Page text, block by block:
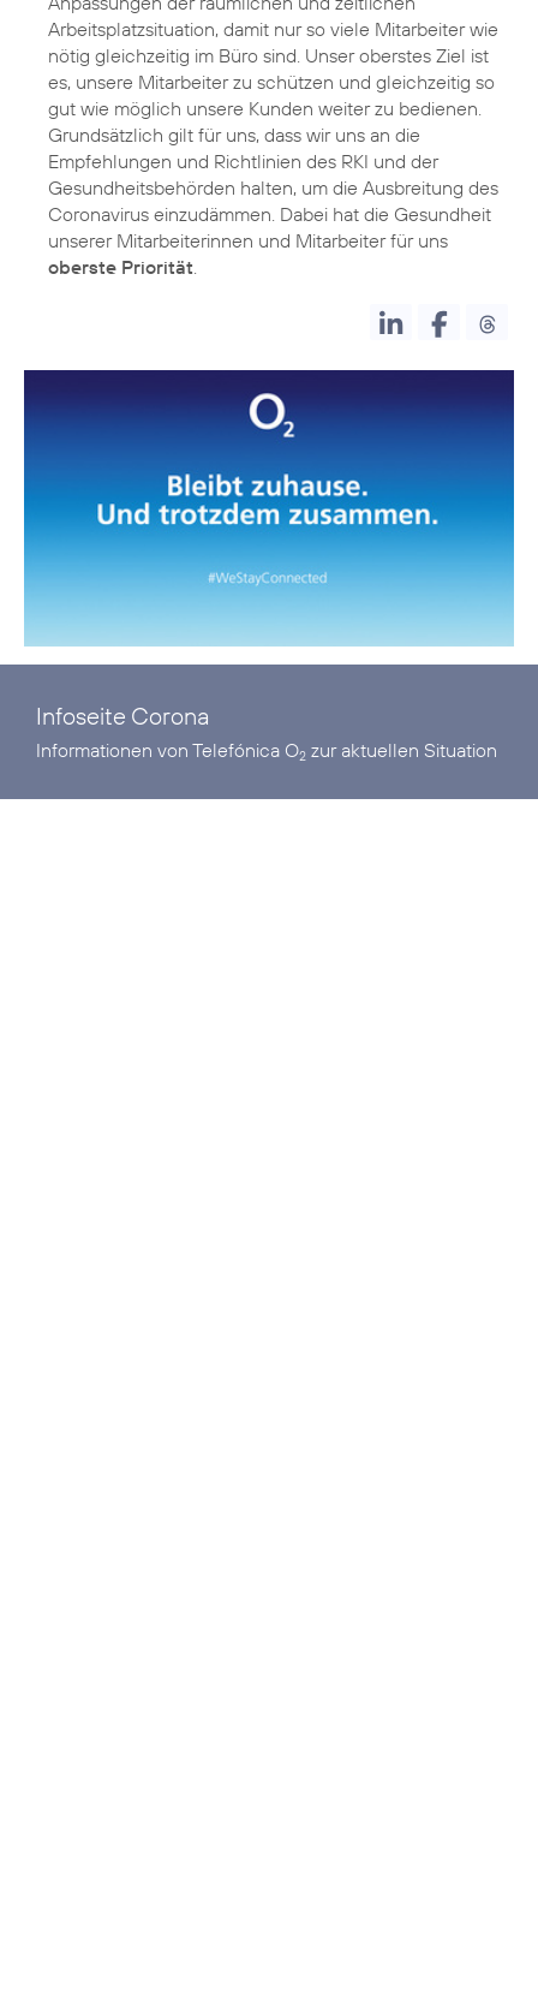
Arbeitsplatzsituation, damit nur so viele Mitarbeiter wie
nötig gleichzeitig im Büro sind. Unser oberstes Ziel ist
es, unsere Mitarbeiter zu schützen und gleichzeitig so
gut wie möglich unsere Kunden weiter zu bedienen.
Grundsätzlich gilt für uns, dass wir uns an die
Empfehlungen und Richtlinien des RKI und der
Gesundheitsbehörden halten, um die Ausbreitung des
Coronavirus einzudämmen. Dabei hat die Gesundheit
unserer Mitarbeiterinnen und Mitarbeiter für uns
oberste Priorität.
Infoseite Corona
Informationen von Telefónica O2 zur aktuellen Situation